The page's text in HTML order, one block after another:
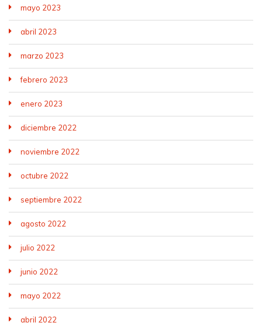
mayo 2023
abril 2023
marzo 2023
febrero 2023
enero 2023
diciembre 2022
noviembre 2022
octubre 2022
septiembre 2022
agosto 2022
julio 2022
junio 2022
mayo 2022
abril 2022